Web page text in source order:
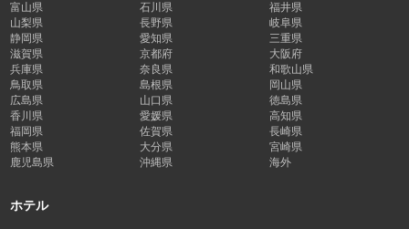
富山県
石川県
福井県
山梨県
長野県
岐阜県
静岡県
愛知県
三重県
滋賀県
京都府
大阪府
兵庫県
奈良県
和歌山県
鳥取県
島根県
岡山県
広島県
山口県
徳島県
香川県
愛媛県
高知県
福岡県
佐賀県
長崎県
熊本県
大分県
宮崎県
鹿児島県
沖縄県 海外
ホテル